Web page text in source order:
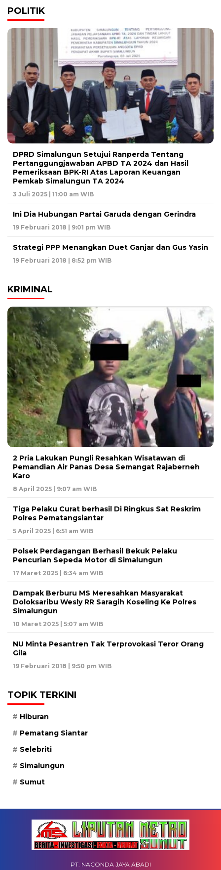
POLITIK
DPRD Simalungun Setujui Ranperda Tentang
Pertanggungjawaban APBD TA 2024 dan Hasil
Pemeriksaan BPK-RI Atas Laporan Keuangan
Pemkab Simalungun TA 2024
3 Juli 2025 | 11:00 am WIB
Ini Dia Hubungan Partai Garuda dengan Gerindra
19 Februari 2018 | 9:01 pm WIB
Strategi PPP Menangkan Duet Ganjar dan Gus Yasin
19 Februari 2018 | 8:52 pm WIB
KRIMINAL
2 Pria Lakukan Pungli Resahkan Wisatawan di
Pemandian Air Panas Desa Semangat Rajaberneh
Karo
8 April 2025 | 9:07 am WIB
Tiga Pelaku Curat berhasil Di Ringkus Sat Reskrim
Polres Pematangsiantar
5 April 2025 | 6:51 am WIB
Polsek Perdagangan Berhasil Bekuk Pelaku
Pencurian Sepeda Motor di Simalungun
17 Maret 2025 | 6:34 am WIB
Dampak Berburu MS Meresahkan Masyarakat
Doloksaribu Wesly RR Saragih Koseling Ke Polres
Simalungun
10 Maret 2025 | 5:07 am WIB
NU Minta Pesantren Tak Terprovokasi Teror Orang
Gila
19 Februari 2018 | 9:50 pm WIB
TOPIK TERKINI
Hiburan
Pematang Siantar
Selebriti
Simalungun
Sumut
PT. NACONDA JAYA ABADI